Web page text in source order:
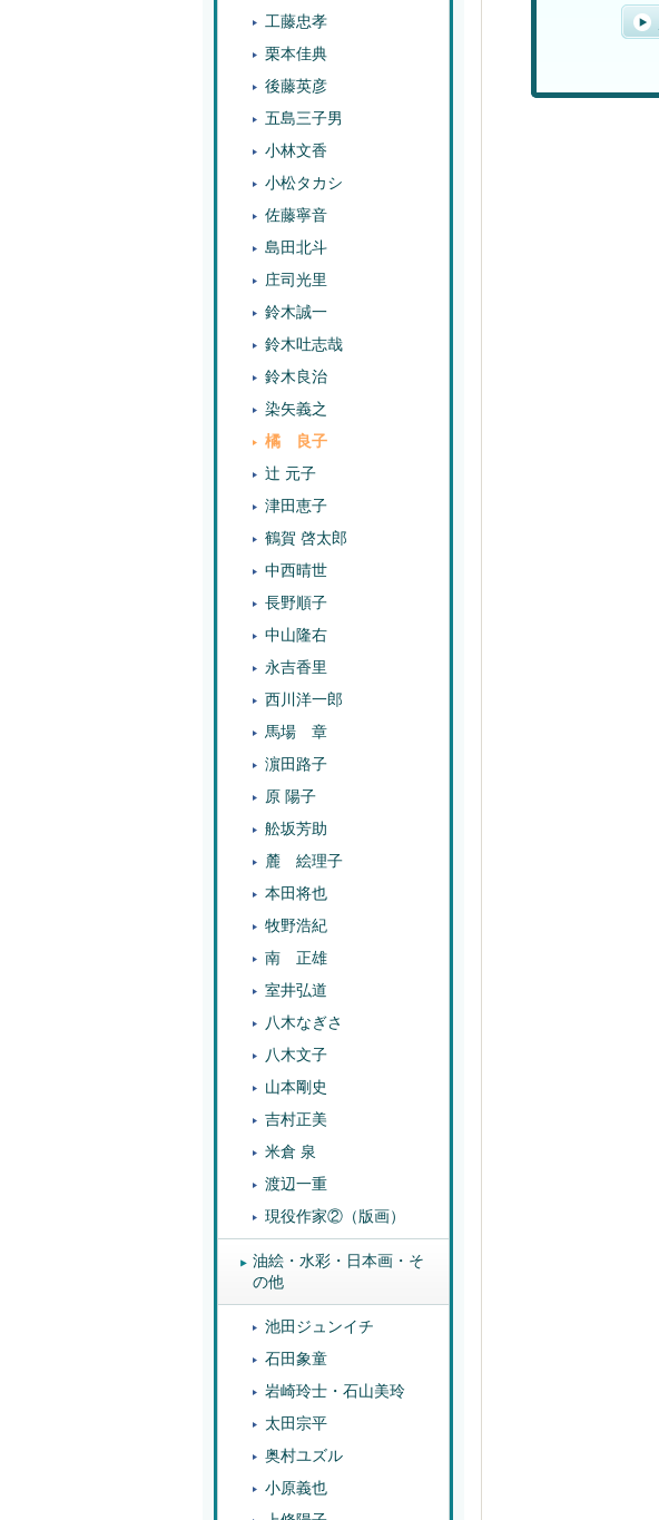
工藤忠孝
栗本佳典
後藤英彦
五島三子男
小林文香
小松タカシ
佐藤寧音
島田北斗
庄司光里
鈴木誠一
鈴木吐志哉
鈴木良治
染矢義之
橘 良子
辻 元子
津田恵子
鶴賀 啓太郎
中西晴世
長野順子
中山隆右
永吉香里
西川洋一郎
馬場 章
濵田路子
原 陽子
舩坂芳助
麓 絵理子
本田将也
牧野浩紀
南 正雄
室井弘道
八木なぎさ
八木文子
山本剛史
吉村正美
米倉 泉
渡辺一重
現役作家②（版画）
油絵・水彩・日本画・そ
の他
池田ジュンイチ
石田象童
岩崎玲士・石山美玲
太田宗平
奥村ユズル
小原義也